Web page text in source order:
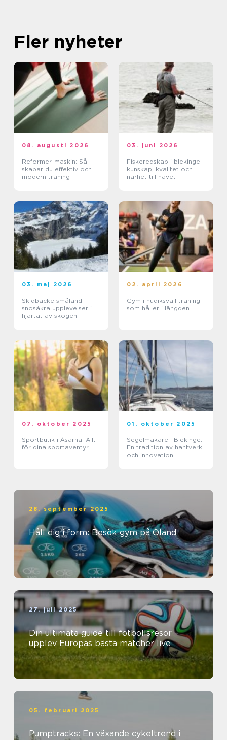
Fler nyheter
08. augusti 2026
Reformer-maskin: Så
skapar du effektiv och
modern träning
03. juni 2026
Fiskeredskap i blekinge
kunskap, kvalitet och
närhet till havet
03. maj 2026
Skidbacke småland
snösäkra upplevelser i
hjärtat av skogen
02. april 2026
Gym i hudiksvall träning
som håller i längden
07. oktober 2025
Sportbutik i Åsarna: Allt
för dina sportäventyr
01. oktober 2025
Segelmakare i Blekinge:
En tradition av hantverk
och innovation
28. september 2025
Håll dig i form: Besök gym på Öland
27. juli 2025
Din ultimata guide till fotbollsresor –
upplev Europas bästa matcher live
05. februari 2025
Pumptracks: En växande cykeltrend i